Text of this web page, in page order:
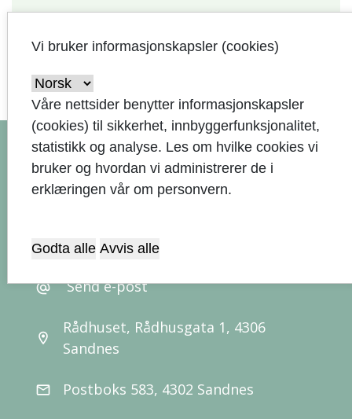
arrow_upward
call 51 33 50 00
alternate_email Send e-post
location_on
Rådhuset, Rådhusgata 1, 4306
Sandnes
email Postboks 583, 4302 Sandnes
Vi bruker informasjonskapsler (cookies)
Våre nettsider benytter informasjonskapsler
(cookies) til sikkerhet, innbyggerfunksjonalitet,
statistikk og analyse. Les om hvilke cookies vi
bruker og hvordan vi administrerer de i
erklæringen vår om personvern.
Godta alle Avvis alle